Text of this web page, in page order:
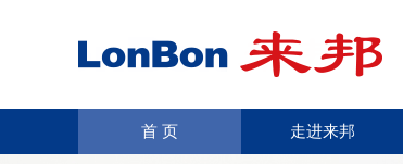
首 页 走进来邦